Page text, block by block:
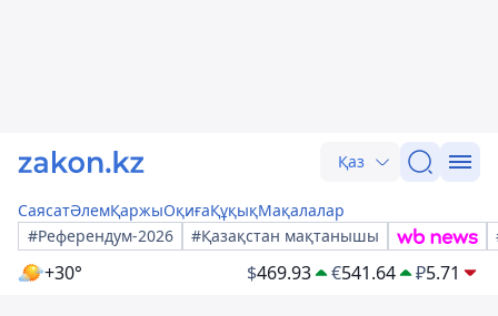
Қаз
СаясатӘлемҚаржыОқиғаҚұқықМақалалар
#Референдум-2026
#Қазақстан мақтанышы
+30° $469.93 €541.64 ₽5.71